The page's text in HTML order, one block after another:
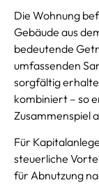
Die Wohnung
Gebäude aus
bedeutende
umfassenden
sorgfältig
kombiniert – so
Zusammenspiel
Für
steuerliche
für Abnutzung